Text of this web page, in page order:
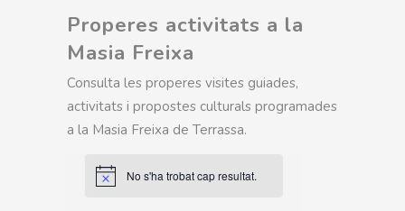
Properes activitats a la
Masia Freixa
Consulta les properes visites guiades,
activitats i propostes culturals programades
a la Masia Freixa de Terrassa.
No s'ha trobat cap resultat.